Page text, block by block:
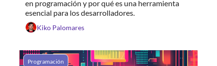
en programación y por qué es una herramienta
esencial para los desarrolladores.
Kiko Palomares
Programación